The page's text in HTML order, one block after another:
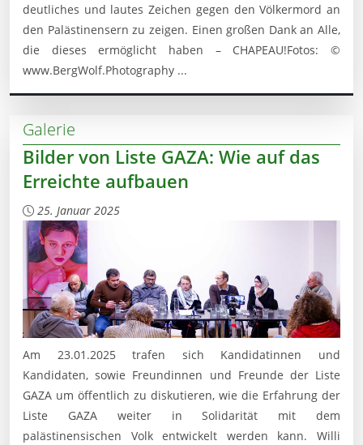
deutliches und lautes Zeichen gegen den Völkermord an
den Palästinensern zu zeigen. Einen großen Dank an Alle,
die dieses ermöglicht haben – CHAPEAU!Fotos: ©
www.BergWolf.Photography ...
Galerie
Bilder von Liste GAZA: Wie auf das
Erreichte aufbauen
25. Januar 2025
Am 23.01.2025 trafen sich Kandidatinnen und
Kandidaten, sowie Freundinnen und Freunde der Liste
GAZA um öffentlich zu diskutieren, wie die Erfahrung der
Liste GAZA weiter in Solidarität mit dem
palästinensischen Volk entwickelt werden kann. Willi